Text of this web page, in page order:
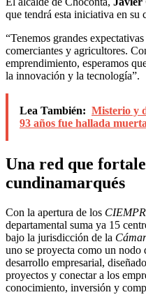
que tendrá esta iniciativa en su
“Tenemos grandes
comerciantes y agricultores.
emprendimiento, esperamos
la innovación y la tecnología”.
Lea También: Misterio y
93 años fue hallada
Una red que
cundinamarqués
Con la apertura de los
departamental suma ya 15
bajo la jurisdicción de la
uno se proyecta como un
desarrollo empresarial,
proyectos y conectar a los
conocimiento, inversión y